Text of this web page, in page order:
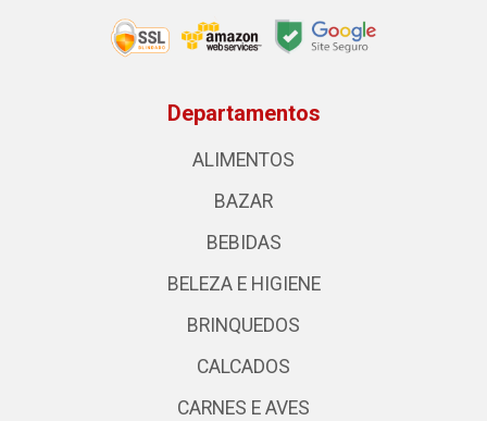
Departamentos
ALIMENTOS
BAZAR
BEBIDAS
BELEZA E HIGIENE
BRINQUEDOS
CALCADOS
CARNES E AVES